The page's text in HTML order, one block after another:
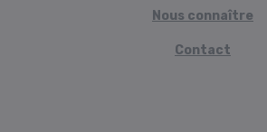
Nous connaître
Contact